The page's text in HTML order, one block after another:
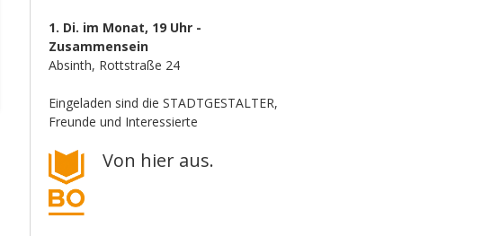
1. Di. im Monat, 19 Uhr -
Zusammensein
Absinth, Rottstraße 24
Eingeladen sind die STADTGESTALTER,
Freunde und Interessierte
Von hier aus.